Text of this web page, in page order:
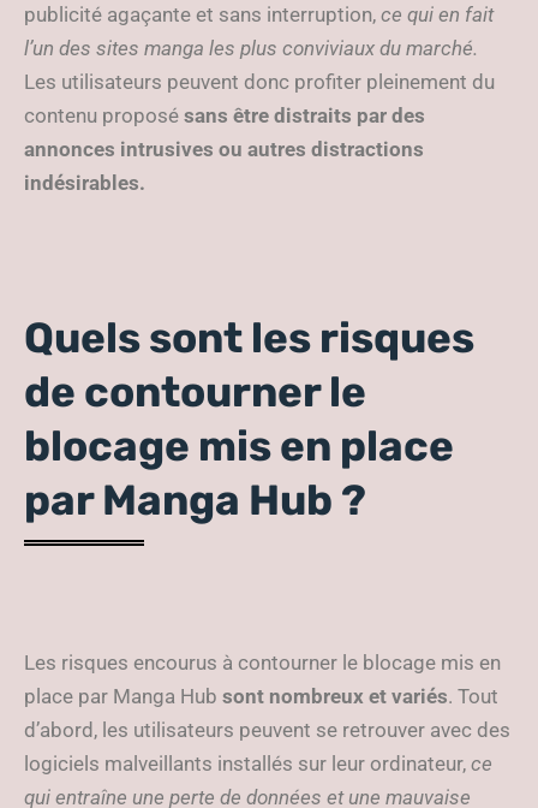
publicité agaçante et sans interruption, ce qui en fait
l’un des sites manga les plus conviviaux du marché.
Les utilisateurs peuvent donc profiter pleinement du
contenu proposé sans être distraits par des
annonces intrusives ou autres distractions
indésirables.
Quels sont les risques
de contourner le
blocage mis en place
par Manga Hub ?
Les risques encourus à contourner le blocage mis en
place par Manga Hub sont nombreux et variés. Tout
d’abord, les utilisateurs peuvent se retrouver avec des
logiciels malveillants installés sur leur ordinateur, ce
qui entraîne une perte de données et une mauvaise